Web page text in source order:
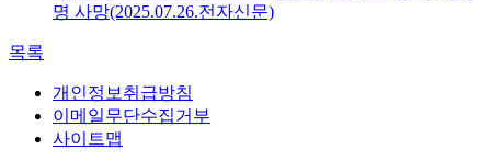
명 사망(2025.07.26.전자신문)
목록
개인정보취급방침
이메일무단수집거부
사이트맵